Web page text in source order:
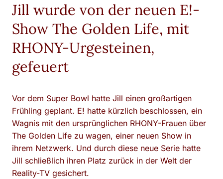
Jill wurde von der neuen E!-
Show The Golden Life, mit
RHONY-Urgesteinen,
gefeuert
Vor dem Super Bowl hatte Jill einen großartigen
Frühling geplant. E! hatte kürzlich beschlossen, ein
Wagnis mit den ursprünglichen RHONY-Frauen über
The Golden Life zu wagen, einer neuen Show in
ihrem Netzwerk. Und durch diese neue Serie hatte
Jill schließlich ihren Platz zurück in der Welt der
Reality-TV gesichert.